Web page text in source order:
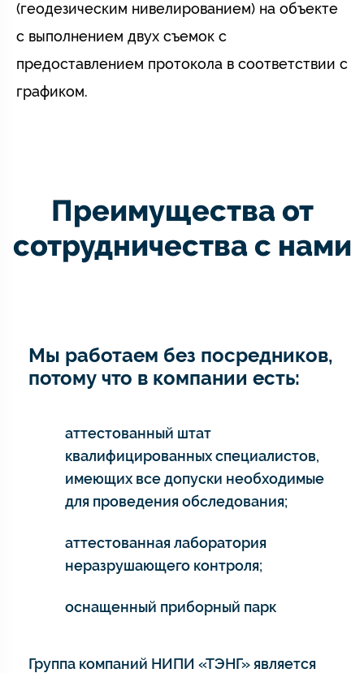
(геодезическим нивелированием) на объекте
с выполнением двух съемок с
предоставлением протокола в соответствии с
графиком.
Преимущества от
сотрудничества с нами
Мы работаем без посредников,
потому что в компании есть:
аттестованный штат
квалифицированных специалистов,
имеющих все допуски необходимые
для проведения обследования;
аттестованная лаборатория
неразрушающего контроля;
оснащенный приборный парк
Группа компаний НИПИ «ТЭНГ» является